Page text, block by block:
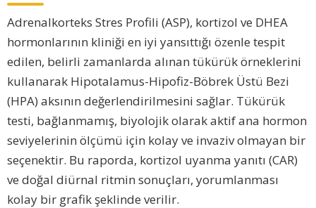
Adrenalkorteks Stres Profili (ASP), kortizol ve DHEA
hormonlarının kliniği en iyi yansıttığı özenle tespit
edilen, belirli zamanlarda alınan tükürük örneklerini
kullanarak Hipotalamus-Hipofiz-Böbrek Üstü Bezi
(HPA) aksının değerlendirilmesini sağlar. Tükürük
testi, bağlanmamış, biyolojik olarak aktif ana hormon
seviyelerinin ölçümü için kolay ve invaziv olmayan bir
seçenektir. Bu raporda, kortizol uyanma yanıtı (CAR)
ve doğal diürnal ritmin sonuçları, yorumlanması
kolay bir grafik şeklinde verilir.